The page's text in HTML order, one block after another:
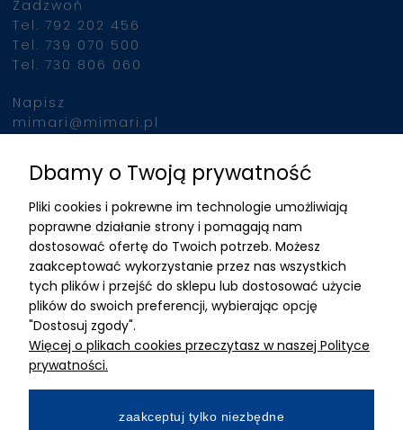
Zadzwoń
Tel. 792 202 456
Tel. 739 070 500
Tel. 730 806 060
Napisz
mimari@mimari.pl
Znajdziesz nas
ADRES
MIMARI sp z o.o.
ul. Kurkowa 12
50-210 Wrocław
Dane rejestracyjne
NIP:8982325327
Wpłacony w całości
Dbamy o Twoją prywatność
Pliki cookies i pokrewne im technologie umożliwiają
poprawne działanie strony i pomagają nam
dostosować ofertę do Twoich potrzeb. Możesz
zaakceptować wykorzystanie przez nas wszystkich
tych plików i przejść do sklepu lub dostosować użycie
plików do swoich preferencji, wybierając opcję
"Dostosuj zgody".
Więcej o plikach cookies przeczytasz w naszej Polityce
prywatności.
zaakceptuj tylko niezbędne